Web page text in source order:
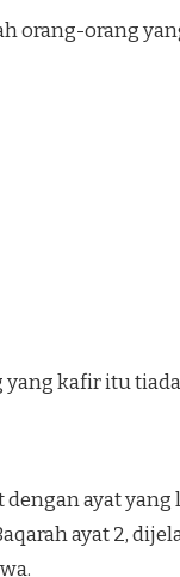
orang-orang
kafir itu
ayat
ayat 2,